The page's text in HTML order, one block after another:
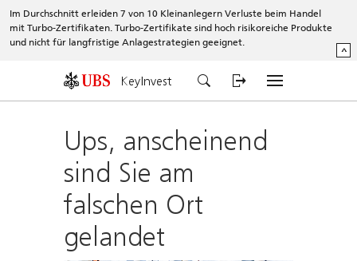
Im Durchschnitt erleiden 7 von 10 Kleinanlegern Verluste beim Handel
mit Turbo-Zertifikaten. Turbo-Zertifikate sind hoch risikoreiche Produkte
und nicht für langfristige Anlagestrategien geeignet.
^
KeyInvest
Ups, anscheinend
sind Sie am
falschen Ort
gelandet